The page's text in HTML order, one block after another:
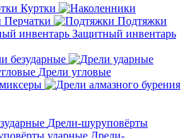
Куртки
Перчатки
Подтяжки
Защитный инвентарь
безударные
Дрели угловые
Дрели-шуруповёрты
Дрели-